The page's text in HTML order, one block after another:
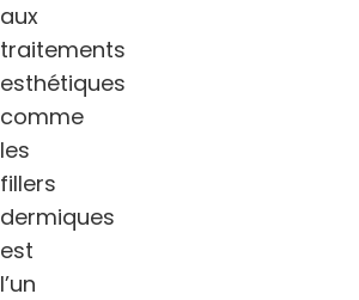
aux
traitements
esthétiques
comme
les
fillers
dermiques
est
l’un